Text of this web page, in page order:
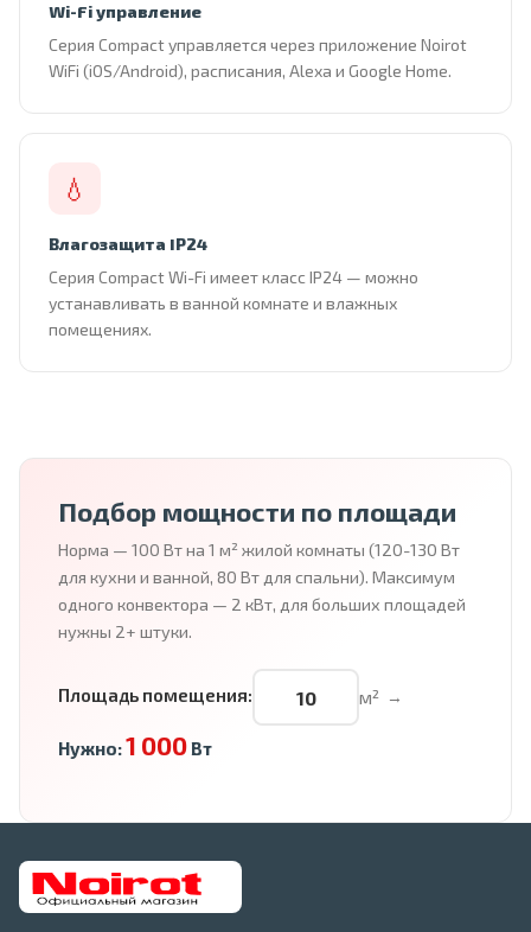
Wi-Fi управление
Серия Compact управляется через приложение Noirot
WiFi (iOS/Android), расписания, Alexa и Google Home.
💧
Влагозащита IP24
Серия Compact Wi-Fi имеет класс IP24 — можно
устанавливать в ванной комнате и влажных
помещениях.
Подбор мощности по площади
Норма — 100 Вт на 1 м² жилой комнаты (120-130 Вт
для кухни и ванной, 80 Вт для спальни). Максимум
одного конвектора — 2 кВт, для больших площадей
нужны 2+ штуки.
Площадь помещения: м² →
Нужно:1 000Вт